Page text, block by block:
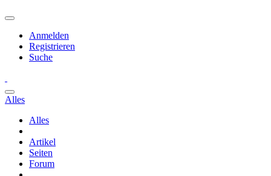
Anmelden
Registrieren
Suche
Alles
Alles
Artikel
Seiten
Forum